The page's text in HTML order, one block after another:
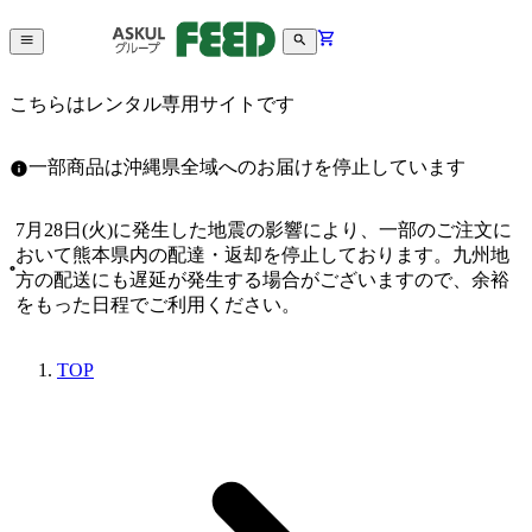
こちらはレンタル専用サイトです
一部商品は沖縄県全域へのお届けを停止しています
7月28日(火)に発生した地震の影響により、一部のご注文に
おいて熊本県内の配達・返却を停止しております。九州地
方の配送にも遅延が発生する場合がございますので、余裕
をもった日程でご利用ください。
TOP